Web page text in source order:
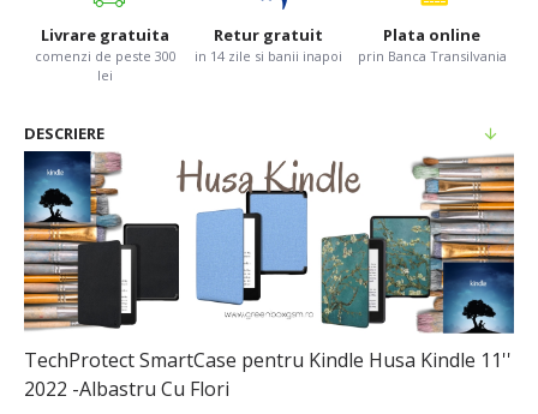
Livrare gratuita
comenzi de peste 300
lei
Retur gratuit
in 14 zile si banii inapoi
Plata online
prin Banca Transilvania
DESCRIERE
TechProtect SmartCase pentru Kindle Husa Kindle 11''
2022 -Albastru Cu Flori